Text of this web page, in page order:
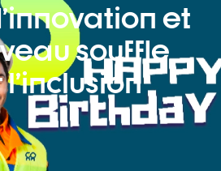
et
souffle